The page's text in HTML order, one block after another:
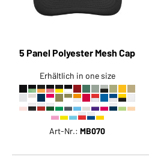
5 Panel Polyester Mesh Cap
Erhältlich in one size
Art-Nr.:MB070